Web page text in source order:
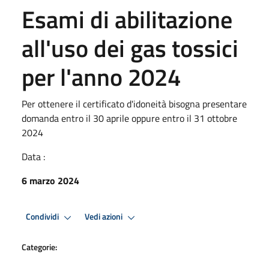
Esami di abilitazione
all'uso dei gas tossici
per l'anno 2024
Per ottenere il certificato d'idoneità bisogna presentare
domanda entro il 30 aprile oppure entro il 31 ottobre
2024
Data :
6 marzo 2024
Condividi Vedi azioni
Categorie: